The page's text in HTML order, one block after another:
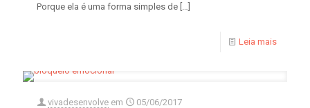
Porque ela é uma forma simples de
Leia mais
vivadesenvolve em
05/06/2017